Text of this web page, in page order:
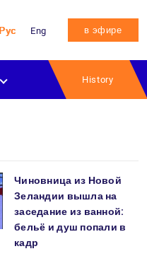
Рус Eng в эфире
History
Чиновница из Новой
Зеландии вышла на
заседание из ванной:
бельё и душ попали в
кадр